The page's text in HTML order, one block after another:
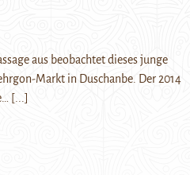
aus beobachtet dieses junge
Markt in Duschanbe. Der 2014
[...]